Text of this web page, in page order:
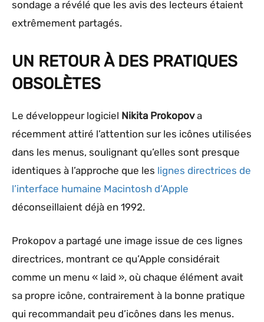
sondage a révélé que les avis des lecteurs étaient
extrêmement partagés.
UN RETOUR À DES PRATIQUES
OBSOLÈTES
Le développeur logiciel Nikita Prokopova
récemment attiré l’attention sur les icônes utilisées
dans les menus, soulignant qu’elles sont presque
identiques à l’approche que les lignes directrices de
l’interface humaine Macintosh d’Apple
déconseillaient déjà en 1992.
Prokopov a partagé une image issue de ces lignes
directrices, montrant ce qu’Apple considérait
comme un menu « laid », où chaque élément avait
sa propre icône, contrairement à la bonne pratique
qui recommandait peu d’icônes dans les menus.